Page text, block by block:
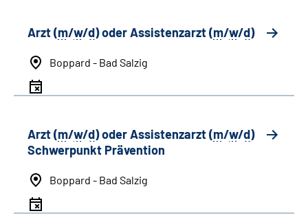
Arzt (m/w/d) oder Assistenzarzt (m/w/d)
Boppard - Bad Salzig
Arzt (m/w/d) oder Assistenzarzt (m/w/d)
Schwerpunkt Prävention
Boppard - Bad Salzig